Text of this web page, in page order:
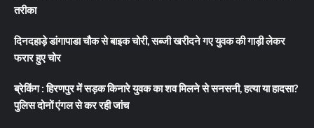
तरीका
दिनदहाड़े डांगापाडा चौक से बाइक चोरी, सब्जी खरीदने गए युवक की गाड़ी लेकर
फरार हुए चोर
ब्रेकिंग : हिरणपुर में सड़क किनारे युवक का शव मिलने से सनसनी, हत्या या हादसा?
पुलिस दोनों एंगल से कर रही जांच